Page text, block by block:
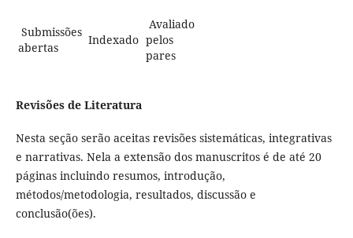
Submissões
abertas
Indexado
Avaliado
pelos
pares
Revisões de Literatura
Nesta seção serão aceitas revisões sistemáticas, integrativas
e narrativas. Nela a extensão dos manuscritos é de até 20
páginas incluindo resumos, introdução,
métodos/metodologia, resultados, discussão e
conclusão(ões).